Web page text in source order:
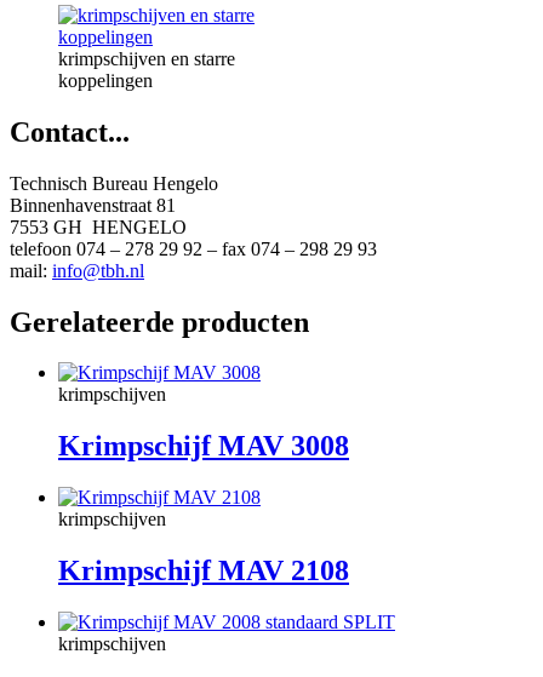
krimpschijven en starre
koppelingen
Contact...
Technisch Bureau Hengelo
Binnenhavenstraat 81
7553 GH HENGELO
telefoon 074 – 278 29 92 – fax 074 – 298 29 93
mail: info@tbh.nl
Gerelateerde producten
krimpschijven
Krimpschijf MAV 3008
krimpschijven
Krimpschijf MAV 2108
krimpschijven